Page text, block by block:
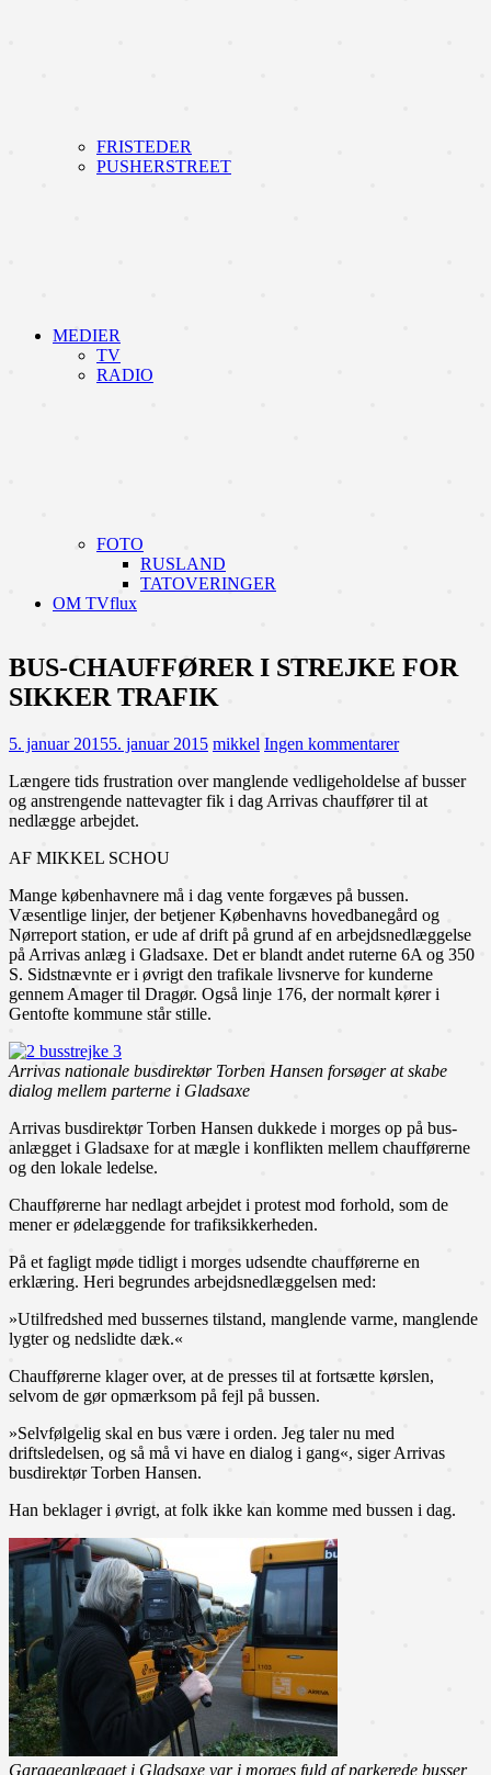
FRISTEDER
PUSHERSTREET
MEDIER
TV
RADIO
FOTO
RUSLAND
TATOVERINGER
OM TVflux
BUS-CHAUFFØRER I STREJKE FOR
SIKKER TRAFIK
5. januar 20155. januar 2015 mikkel Ingen kommentarer
Længere tids frustration over manglende vedligeholdelse af busser
og anstrengende nattevagter fik i dag Arrivas chauffører til at
nedlægge arbejdet.
AF MIKKEL SCHOU
Mange københavnere må i dag vente forgæves på bussen.
Væsentlige linjer, der betjener Københavns hovedbanegård og
Nørreport station, er ude af drift på grund af en arbejdsnedlæggelse
på Arrivas anlæg i Gladsaxe. Det er blandt andet ruterne 6A og 350
S. Sidstnævnte er i øvrigt den trafikale livsnerve for kunderne
gennem Amager til Dragør. Også linje 176, der normalt kører i
Gentofte kommune står stille.
Arrivas nationale busdirektør Torben Hansen forsøger at skabe
dialog mellem parterne i Gladsaxe
Arrivas busdirektør Torben Hansen dukkede i morges op på bus-
anlægget i Gladsaxe for at mægle i konflikten mellem chaufførerne
og den lokale ledelse.
Chaufførerne har nedlagt arbejdet i protest mod forhold, som de
mener er ødelæggende for trafiksikkerheden.
På et fagligt møde tidligt i morges udsendte chaufførerne en
erklæring. Heri begrundes arbejdsnedlæggelsen med:
»Utilfredshed med bussernes tilstand, manglende varme, manglende
lygter og nedslidte dæk.«
Chaufførerne klager over, at de presses til at fortsætte kørslen,
selvom de gør opmærksom på fejl på bussen.
»Selvfølgelig skal en bus være i orden. Jeg taler nu med
driftsledelsen, og så må vi have en dialog i gang«, siger Arrivas
busdirektør Torben Hansen.
Han beklager i øvrigt, at folk ikke kan komme med bussen i dag.
Garageanlægget i Gladsaxe var i morges fuld af parkerede busser,